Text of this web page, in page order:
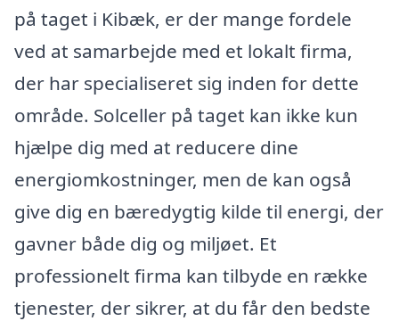
på taget i Kibæk, er der mange fordele
ved at samarbejde med et lokalt firma,
der har specialiseret sig inden for dette
område. Solceller på taget kan ikke kun
hjælpe dig med at reducere dine
energiomkostninger, men de kan også
give dig en bæredygtig kilde til energi, der
gavner både dig og miljøet. Et
professionelt firma kan tilbyde en række
tjenester, der sikrer, at du får den bedste